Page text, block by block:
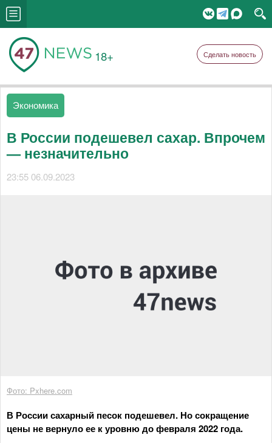
18+ Сделать новость
Экономика
В России подешевел сахар. Впрочем
— незначительно
23:55 06.09.2023
Фото: Pxhere.com
В России сахарный песок подешевел. Но сокращение
цены не вернуло ее к уровню до февраля 2022 года.